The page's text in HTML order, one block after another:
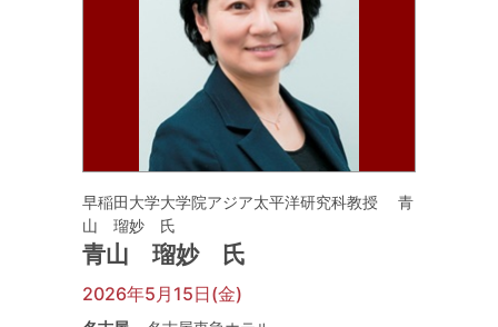
早稲田大学大学院アジア太平洋研究科教授 青
山 瑠妙 氏
青山 瑠妙 氏
2026年5月15日(金)